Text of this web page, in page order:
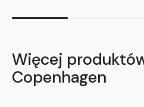
Więcej
Copenhagen